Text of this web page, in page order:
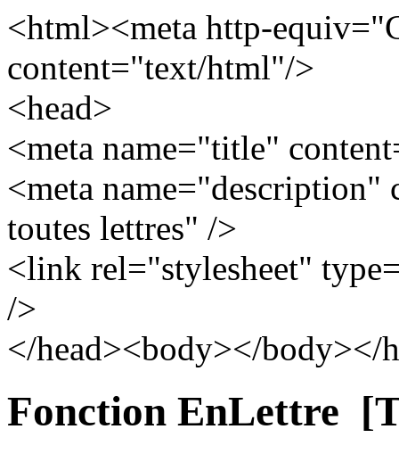
<html><meta http-
content="text/html"/>
<head>
<meta name="title"
<meta name="description"
toutes lettres" />
<link rel="stylesheet"
/>
</head><body></body></
Fonction EnLettre